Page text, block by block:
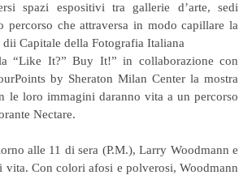
spazi espositivi tra gallerie d’arte, sedi
che attraversa in modo capillare la
Capitale della Fotografia Italiana
“Like It?” Buy It!” in collaborazione con
by Sheraton Milan Center la mostra
le loro immagini daranno vita a un percorso
Nectare.
alle 11 di sera (P.M.), Larry Woodmann e
Con colori afosi e polverosi, Woodmann